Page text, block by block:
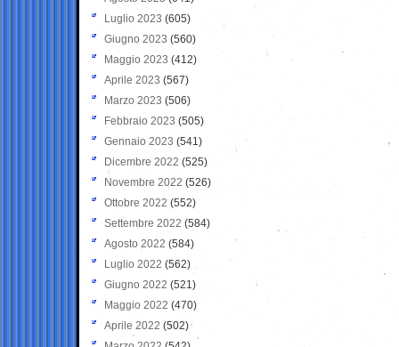
Luglio 2023 (605)
Giugno 2023 (560)
Maggio 2023 (412)
Aprile 2023 (567)
Marzo 2023 (506)
Febbraio 2023 (505)
Gennaio 2023 (541)
Dicembre 2022 (525)
Novembre 2022 (526)
Ottobre 2022 (552)
Settembre 2022 (584)
Agosto 2022 (584)
Luglio 2022 (562)
Giugno 2022 (521)
Maggio 2022 (470)
Aprile 2022 (502)